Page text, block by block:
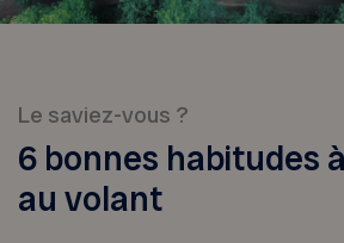
Le saviez-vous ?
6 bonnes habitudes
au volant